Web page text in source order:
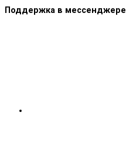
Поддержка в мессенджере